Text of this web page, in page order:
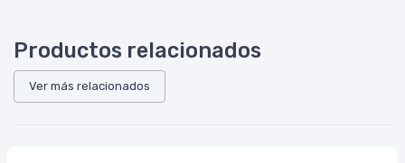
Productos relacionados
Ver más relacionados